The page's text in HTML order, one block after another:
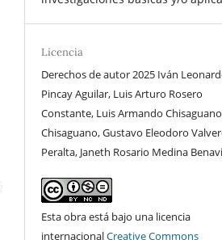
Licencia
Derechos de autor 2025 Iván
Pincay Aguilar, Luis Arturo Rosero
Constante, Luis Armando Chisaguano
Chisaguano, Gustavo Eleodoro
Peralta, Janeth Rosario Medina
Esta obra está bajo una licencia
internacionalCreative Commons